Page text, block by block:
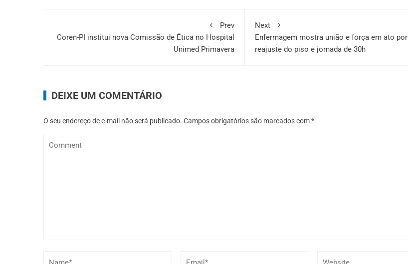
Prev
Coren-PI institui nova Comissão de Ética no Hospital
Unimed Primavera
Next
Enfermagem mostra união e força em ato por
reajuste do piso e jornada de 30h
DEIXE UM COMENTÁRIO
O seu endereço de e-mail não será publicado. Campos obrigatórios são marcados com*